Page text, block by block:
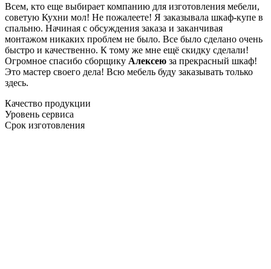
Всем, кто еще выбирает компанию для изготовления мебели,
советую Кухни мол! Не пожалеете! Я заказывала шкаф-купе в
спальню. Начиная с обсуждения заказа и заканчивая
монтажом никаких проблем не было. Все было сделано очень
быстро и качественно. К тому же мне ещё скидку сделали!
Огромное спасибо сборщику Алексею за прекрасный шкаф!
Это мастер своего дела! Всю мебель буду заказывать только
здесь.
Качество продукции
Уровень сервиса
Срок изготовления